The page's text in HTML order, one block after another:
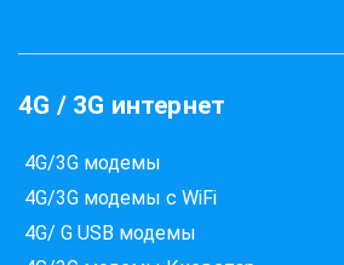
4G / 3G интернет
4G/3G модемы
4G/3G модемы с WiFi
4G/ G USB модемы